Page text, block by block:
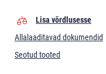
Lisa võrdlusesse
Allalaaditavad dokumendid
Seotud tooted